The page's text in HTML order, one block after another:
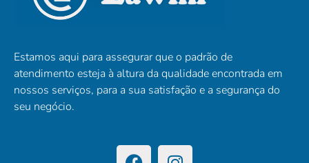
Estamos aqui para assegurar que o padrão de
atendimento esteja à altura da qualidade encontrada em
nossos serviços, para a sua satisfação e a segurança do
seu negócio.